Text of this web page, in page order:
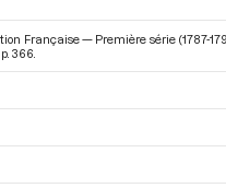
Française — Première série (1787-
366.